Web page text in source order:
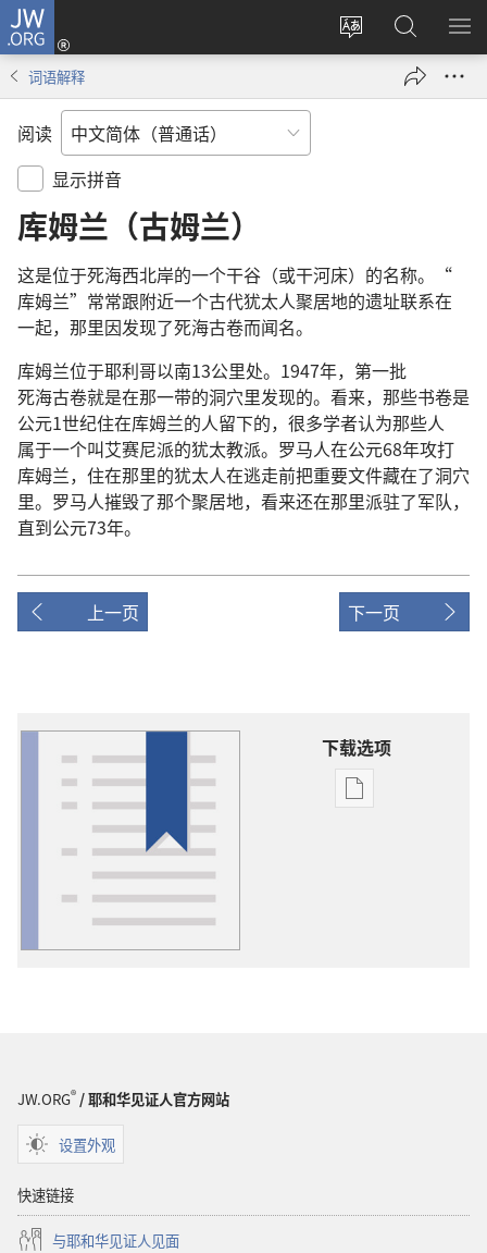
JW.ORG
更
登
录
（打
搜
索
JW.ORG
显
词语解释
阅读
显示拼音
库姆兰（古姆兰）
这是位于死海西北岸的一个干谷 （或干河床） 的名称。“
库姆兰” 常常跟附近一个古代犹太人聚居地的遗址联系在
一起， 那里因发现了死海古卷而闻名。
库姆兰位于耶利哥以南13公里处。1947年， 第一批
死海古卷就是在那一带的洞穴里发现的。 看来， 那些书卷是
公元1世纪住在库姆兰的人留下的， 很多学者认为那些人
属于一个叫艾赛尼派的犹太教派。 罗马人在公元68年攻打
库姆兰， 住在那里的犹太人在逃走前把重要文件藏在了洞穴
里。 罗马人摧毁了那个聚居地， 看来还在那里派驻了军队，
直到公元73年。
上一页 下一页
下载选项
出
JW.ORG®/ 耶和华见证人官方网站
设置外观
快速链接
与耶和华见证人见面